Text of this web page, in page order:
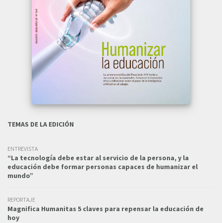
TEMAS DE LA EDICIÓN
ENTREVISTA
“La tecnología debe estar al servicio de la persona, y la
educación debe formar personas capaces de humanizar el
mundo”
REPORTAJE
Magnifica Humanitas 5 claves para repensar la educación de
hoy